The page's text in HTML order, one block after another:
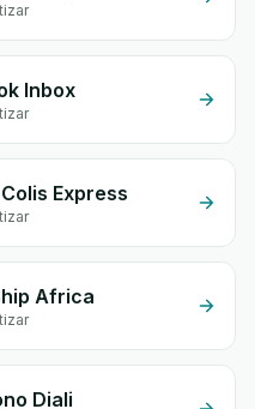
Inbox
Express
Africa
Diali